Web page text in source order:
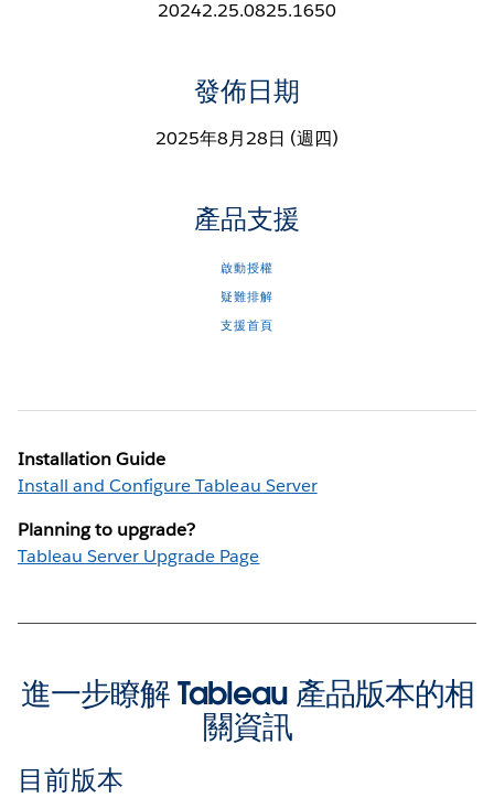
20242.25.0825.1650
發佈日期
2025年8月28日 (週四)
產品支援
啟動授權
疑難排解
支援首頁
Installation Guide
Install and Configure Tableau Server
Planning to upgrade?
Tableau Server Upgrade Page
進一步瞭解 Tableau 產品版本的相
關資訊
目前版本